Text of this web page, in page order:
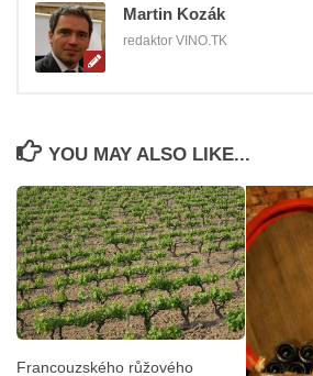
Martin Kozák
redaktor VINO.TK
YOU MAY ALSO LIKE...
Francouzského růžového